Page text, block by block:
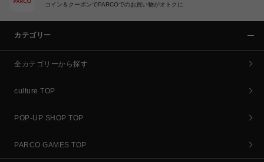
コイン＆クーポンでPARCOでのお買い物がオトクに
カテゴリー
全カテゴリーから探す
culture TOP
POP-UP SHOP TOP
PARCO GAMES TOP